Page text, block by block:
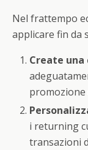
Nel frattempo
applicare fin da
Create
promozione
i returning
transazioni